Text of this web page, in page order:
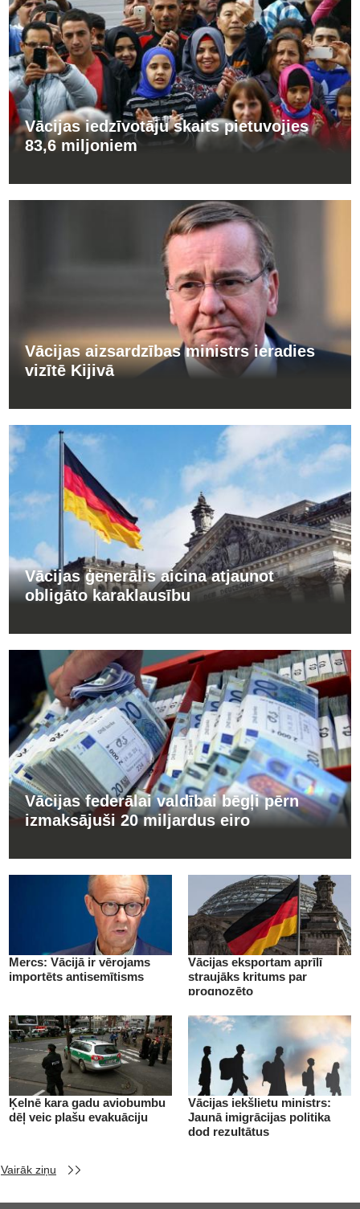
Vācijas iedzīvotāju skaits pietuvojies
83,6 miljoniem
Vācijas aizsardzības ministrs ieradies
vizītē Kijivā
Vācijas ģenerālis aicina atjaunot
obligāto karaklausību
Vācijas federālai valdībai bēgļi pērn
izmaksājuši 20 miljardus eiro
Mercs: Vācijā ir vērojams
importēts antisemītisms
Vācijas eksportam aprīlī
straujāks kritums par
prognozēto
Ķelnē kara gadu aviobumbu
dēļ veic plašu evakuāciju
Vācijas iekšlietu ministrs:
Jaunā imigrācijas politika
dod rezultātus
Vairāk ziņu